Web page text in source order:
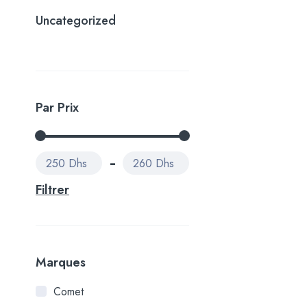
Uncategorized
Par Prix
Filtrer
250 Dhs 260 Dhs
Marques
Comet